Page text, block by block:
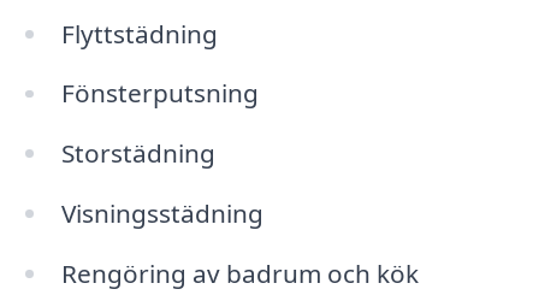
Flyttstädning
Fönsterputsning
Storstädning
Visningsstädning
Rengöring av badrum och kök